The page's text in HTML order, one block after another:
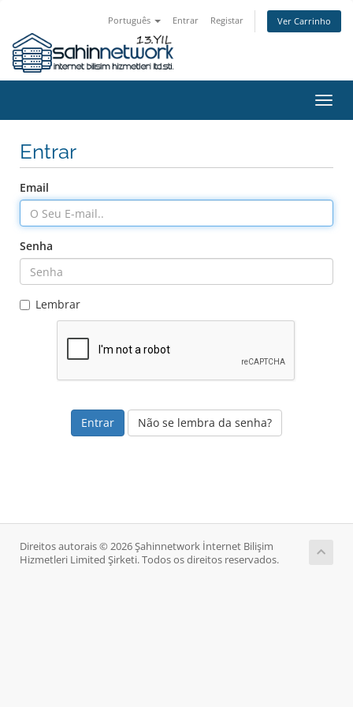
Português Entrar Registar Ver Carrinho
Entrar
Email
Senha
Lembrar
Não se lembra da senha?
Direitos autorais © 2026 Şahinnetwork İnternet Bilişim
Hizmetleri Limited Şirketi. Todos os direitos reservados.